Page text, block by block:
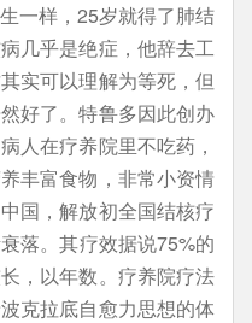
一样，25岁就得了肺结
几乎是绝症，他辞去工
实可以理解为等死，但
好了。特鲁多因此创办
人在疗养院里不吃药，
丰富食物，非常小资情
国，解放初全国结核疗
落。其疗效据说75%的
，以年数。疗养院疗法
克拉底自愈力思想的体